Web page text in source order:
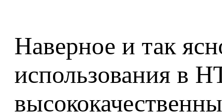
Наверное и так
использования в